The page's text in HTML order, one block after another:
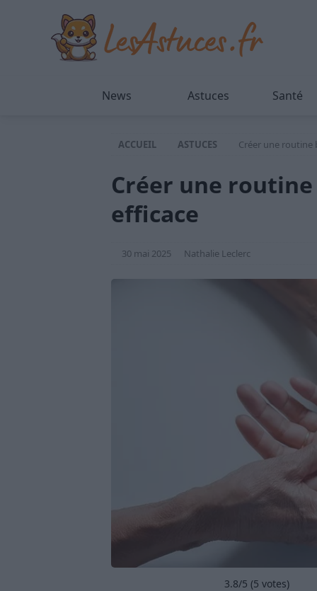
News Astuces Santé
ACCUEIL ASTUCES Créer une routine
Créer une
efficace
30 mai 2025 Nathalie Leclerc
3.8/5 (5 votes)